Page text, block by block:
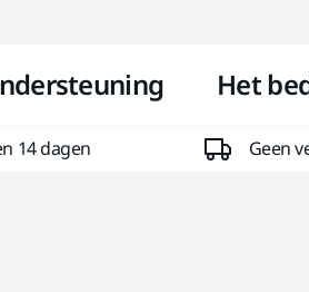
Het
14 dagen Geen